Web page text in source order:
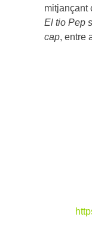
mitjançant
El tio Pep
cap, entre